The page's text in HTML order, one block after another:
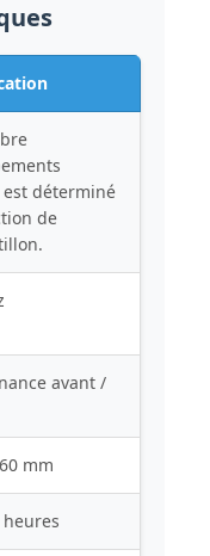
déterminé
de
avant /
mm
heures